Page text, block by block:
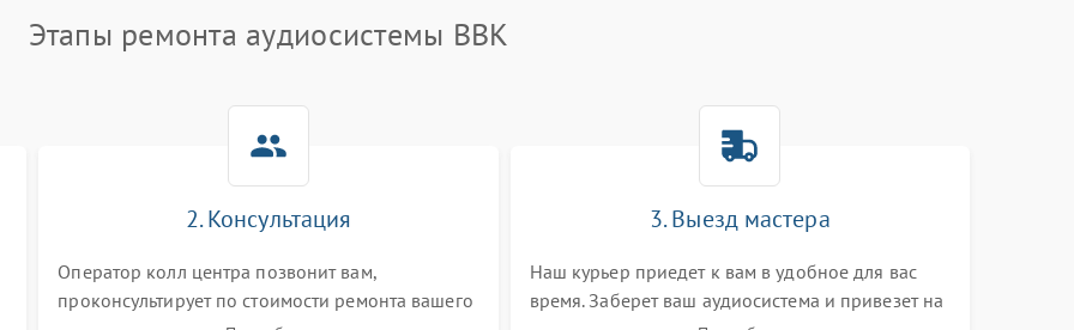
Этапы ремонта аудиосистемы BBK
2. Консультация
Оператор колл центра позвонит вам,
проконсультирует по стоимости ремонта вашего
3. Выезд мастера
Наш курьер приедет к вам в удобное для вас
время. Заберет ваш аудиосистема и привезет на